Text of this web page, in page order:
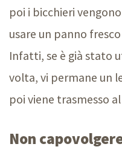
poi i bicchieri
usare un panno
Infatti, se è già stato
volta, vi permane un
poi viene trasmesso
Non